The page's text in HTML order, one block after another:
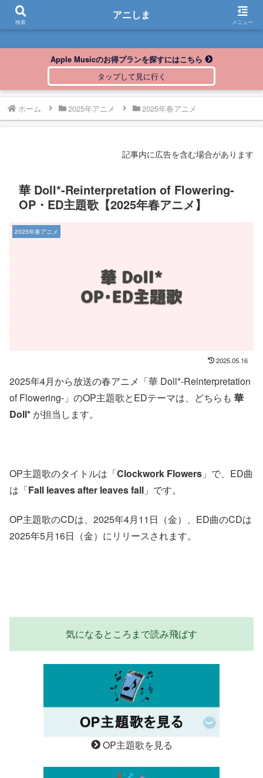
アニしま
Apple Musicのお得プランを探すにはこちら
ホーム 2025年アニメ 2025年春アニメ
記事内に広告を含む場合があります
華 Doll*-Reinterpretation of Flowering-
OP・ED主題歌【2025年春アニメ】
2025年春アニメ
2025.05.16
2025年4月から放送の春アニメ「華 Doll*-Reinterpretation
of Flowering-」のOP主題歌とEDテーマは、どちらも 華
Doll* が担当します。
OP主題歌のタイトルは「Clockwork Flowers 」で、ED曲
は「Fall leaves after leaves fall 」です。
OP主題歌のCDは、2025年4月11日（金）、ED曲のCDは
2025年5月16日（金）にリリースされます。
気になるところまで読み飛ばす
OP主題歌を見る
検索
アニしま
メニュー